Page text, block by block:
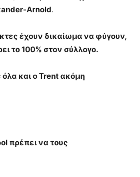
Arnold.
έχουν δικαίωμα να φύγουν,
το 100% στον σύλλογο.
και ο Trent ακόμη
πρέπει να τους